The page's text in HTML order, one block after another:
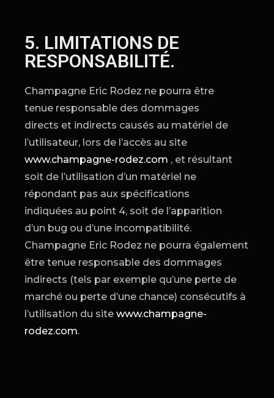
5. LIMITATIONS DE
RESPONSABILITÉ.
Champagne Eric Rodez ne pourra être
tenue responsable des dommages
directs et indirects causés au matériel de
l’utilisateur, lors de l’accès au site
www.champagne-rodez.com , et résultant
soit de l’utilisation d’un matériel ne
répondant pas aux spécifications
indiquées au point 4, soit de l’apparition
d’un bug ou d’une incompatibilité.
Champagne Eric Rodez ne pourra également
être tenue responsable des dommages
indirects (tels par exemple qu’une perte de
marché ou perte d’une chance) consécutifs à
l’utilisation du site www.champagne-
rodez.com.